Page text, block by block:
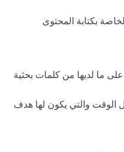
بكتابة المحتوى
ما لديها من كلمات بحثية
والتي يكون لها هدف